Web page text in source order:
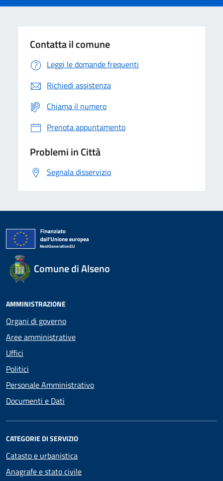
Contatta il comune
Leggi le domande frequenti
Richiedi assistenza
Chiama il numero
Prenota appuntamento
Problemi in Città
Segnala disservizio
Comune di Alseno
AMMINISTRAZIONE
Organi di governo
Aree amministrative
Uffici
Politici
Personale Amministrativo
Documenti e Dati
CATEGORIE DI SERVIZIO
Catasto e urbanistica
Anagrafe e stato civile